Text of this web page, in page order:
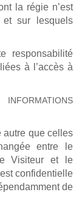
la régie n’est
et sur lesquels
responsabilité
à l’accès à
autre que celles
entre le
Visiteur et le
confidentielle
de